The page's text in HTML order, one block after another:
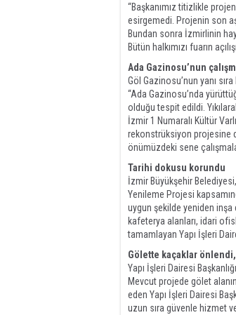
“Başkanımız titizlikle
esirgemedi. Projenin son
Bundan sonra İzmirlinin
Bütün halkımızı fuarın
Ada Gazinosu’nun
Göl Gazinosu’nun yanı
“Ada Gazinosu’nda
olduğu tespit edildi.
İzmir 1 Numaralı Kültür
rekonstrüksiyon projesine
önümüzdeki sene
Tarihi dokusu korundu
İzmir Büyükşehir
Yenileme Projesi
uygun şekilde yeniden inşa
kafeterya alanları, idari
tamamlayan Yapı İşleri
Gölette kaçaklar
Yapı İşleri Dairesi
Mevcut projede gölet
eden Yapı İşleri Dairesi
uzun sıra güvenle hizmet